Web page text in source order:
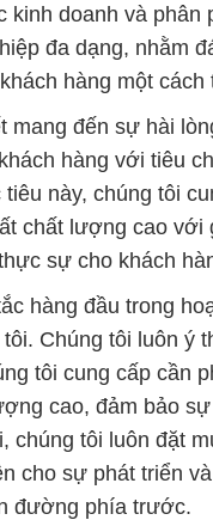
kinh doanh và phân
đa dạng, nhằm
hàng một cách
mang đến sự hài
hàng với tiêu
này, chúng tôi
chất lượng cao với
sự cho khách
hàng đầu trong
Chúng tôi luôn ý
tôi cung cấp cần
cao, đảm bảo
chúng tôi luôn đặt
cho sự phát triển
đường phía trước.